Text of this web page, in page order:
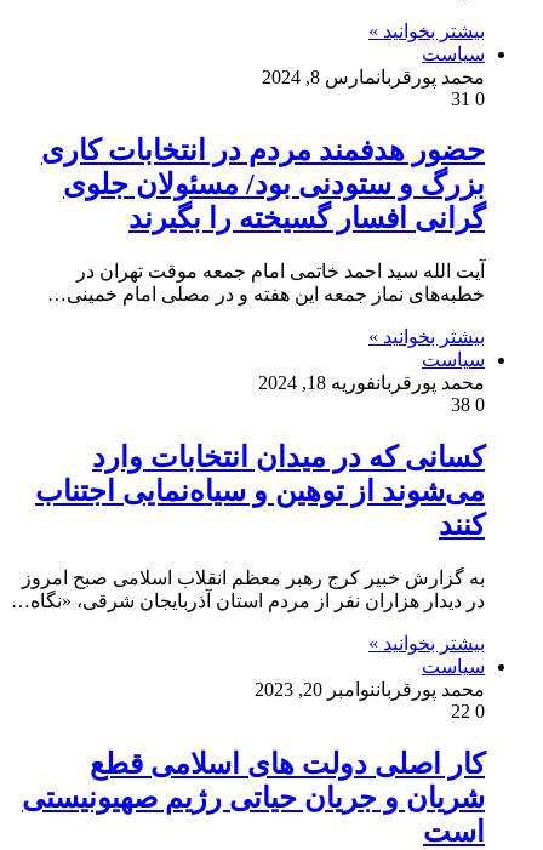
بیشتر بخوانید »
سیاست
محمد پورقربانمارس 8, 2024
0
حضور هدفمند مردم در انتخابات کاری
بزرگ و ستودنی بود/ مسئولان جلوی
گرانی افسار گسیخته را بگیرند
آیت الله سید احمد خاتمی امام جمعه موقت تهران در
خطبه‌های نماز جمعه این هفته و در مصلی امام خمینی…
بیشتر بخوانید »
سیاست
محمد پورقربانفوریه 18, 2024
0
کسانی که در میدان انتخابات وارد
می‌شوند از توهین و سیاه‌نمایی اجتناب
کنند
به گزارش خبیر کرج رهبر معظم انقلاب اسلامی صبح امروز
در دیدار هزاران نفر از مردم استان آذربایجان شرقی، «نگاه…
بیشتر بخوانید »
سیاست
محمد پورقرباننوامبر 20, 2023
0
کار اصلی دولت های اسلامی قطع
شریان و جریان حیاتی رژیم صهیونیستی
است